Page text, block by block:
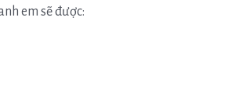
em sẽ được: